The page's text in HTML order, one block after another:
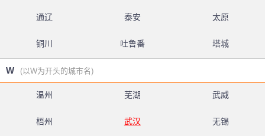
通辽 泰安 太原
铜川 吐鲁番 塔城
W (以W为开头的城市名)
温州 芜湖 武威
梧州 武汉 无锡